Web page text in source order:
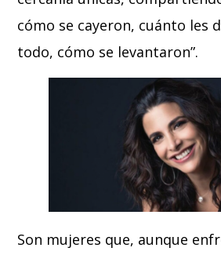
cómo se cayeron, cuánto les
todo, cómo se levantaron”.
Son mujeres que, aunque